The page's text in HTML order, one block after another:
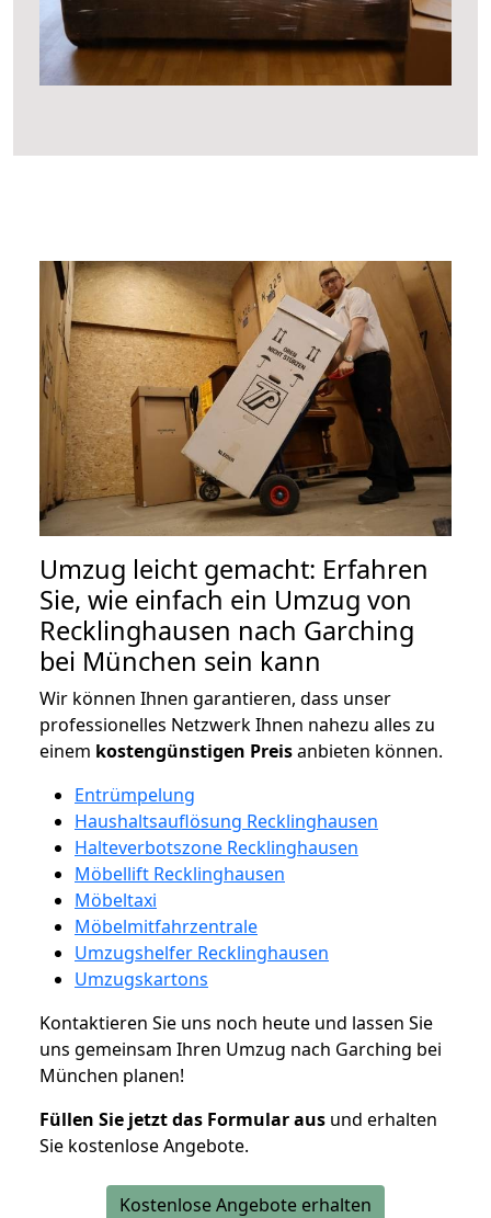
Umzug leicht gemacht: Erfahren
Sie, wie einfach ein Umzug von
Recklinghausen nach Garching
bei München sein kann
Wir können Ihnen garantieren, dass unser
professionelles Netzwerk Ihnen nahezu alles zu
einem kostengünstigen Preisanbieten können.
Entrümpelung
Haushaltsauflösung Recklinghausen
Halteverbotszone Recklinghausen
Möbellift Recklinghausen
Möbeltaxi
Möbelmitfahrzentrale
Umzugshelfer Recklinghausen
Umzugskartons
Kontaktieren Sie uns noch heute und lassen Sie
uns gemeinsam Ihren Umzug nach Garching bei
München planen!
Füllen Sie jetzt das Formular aus und erhalten
Sie kostenlose Angebote.
Kostenlose Angebote erhalten